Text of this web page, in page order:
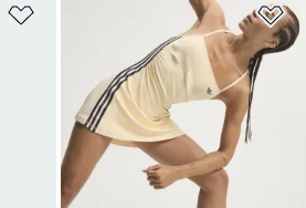
Přidat do seznamu přání